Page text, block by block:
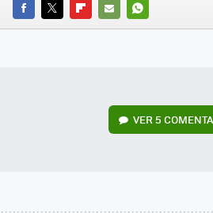
FACEBOOK
TWITTERFLIPBOARD
E-
WHATSAPP
VER5